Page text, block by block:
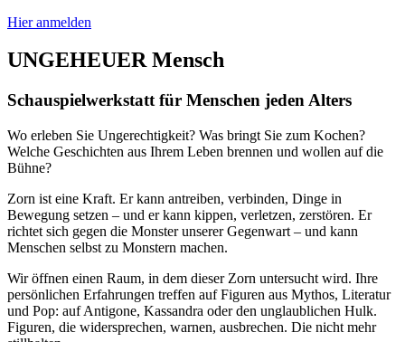
Hier anmelden
UNGEHEUER Mensch
Schauspielwerkstatt für Menschen jeden Alters
Wo erleben Sie Ungerechtigkeit? Was bringt Sie zum Kochen?
Welche Geschichten aus Ihrem Leben brennen und wollen auf die
Bühne?
Zorn ist eine Kraft. Er kann antreiben, verbinden, Dinge in
Bewegung setzen – und er kann kippen, verletzen, zerstören. Er
richtet sich gegen die Monster unserer Gegenwart – und kann
Menschen selbst zu Monstern machen.
Wir öffnen einen Raum, in dem dieser Zorn untersucht wird. Ihre
persönlichen Erfahrungen treffen auf Figuren aus Mythos, Literatur
und Pop: auf Antigone, Kassandra oder den unglaublichen Hulk.
Figuren, die widersprechen, warnen, ausbrechen. Die nicht mehr